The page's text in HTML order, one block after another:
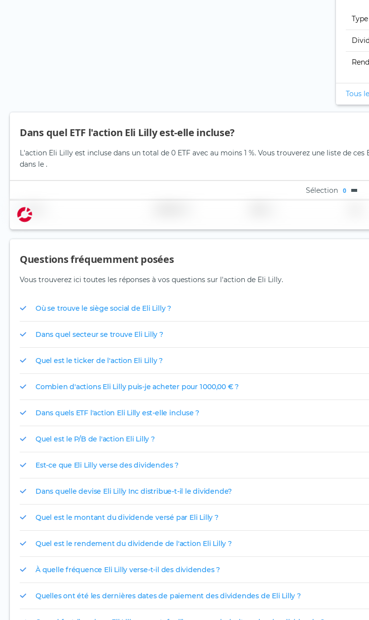
Tous
Dans quel ETF l'action Eli Lilly est-elle incluse?
L'action Eli Lilly est incluse dans un total de 0 ETF avec au moins 1 %. Vous trouverez une liste de ces
dans le .
Sélection 0
Nom
Questions fréquemment posées
Vous trouverez ici toutes les réponses à vos questions sur l'action de Eli Lilly.
Où se trouve le siège social de Eli Lilly ?
Dans quel secteur se trouve Eli Lilly ?
Quel est le ticker de l'action Eli Lilly ?
Combien d'actions Eli Lilly puis-je acheter pour 1 000,00 € ?
Dans quels ETF l'action Eli Lilly est-elle incluse ?
Quel est le P/B de l'action Eli Lilly ?
Est-ce que Eli Lilly verse des dividendes ?
Dans quelle devise Eli Lilly Inc distribue-t-il le dividende?
Quel est le montant du dividende versé par Eli Lilly ?
Quel est le rendement du dividende de l'action Eli Lilly ?
À quelle fréquence Eli Lilly verse-t-il des dividendes ?
Quelles ont été les dernières dates de paiement des dividendes de Eli Lilly ?